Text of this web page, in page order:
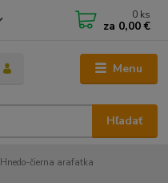
Menu
Hľadať
0 ks
za 0,00 €
Hnedo-čierna arafatka